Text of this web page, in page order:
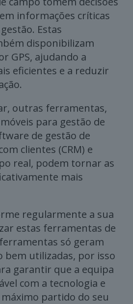
informações críticas
Estas
disponibilizam
GPS, ajudando a
eficientes e a reduzir
outras ferramentas,
para gestão de
de gestão de
clientes (CRM) e
real, podem tornar as
mais
regularmente a sua
estas ferramentas de
só geram
bem utilizadas, por isso
garantir que a equipa
com a tecnologia e
partido do seu